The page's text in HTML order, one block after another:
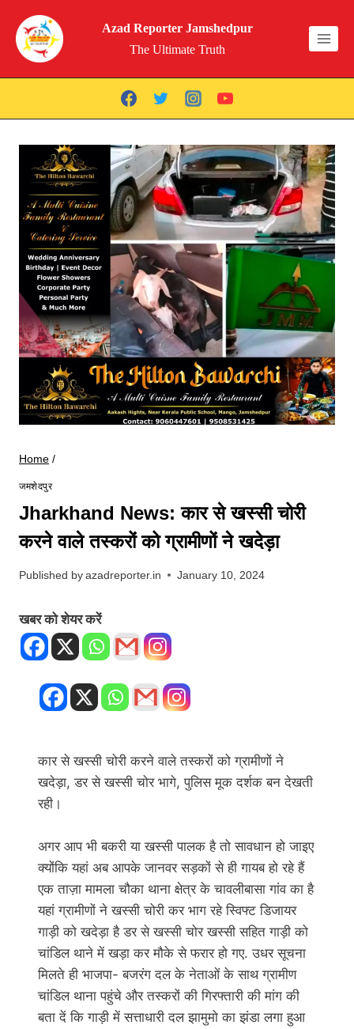
content
Azad Reporter Jamshedpur
The Ultimate Truth
Home /
जमशेदपुर
Jharkhand News: कार से खस्सी चोरी
करने वाले तस्करों को ग्रामीणों ने खदेड़ा
Published by azadreporter.in January 10, 2024
खबर को शेयर करें
कार से खस्सी चोरी करने वाले तस्करों को ग्रामीणों ने
खदेड़ा, डर से खस्सी चोर भागे, पुलिस मूक दर्शक बन देखती
रही।
अगर आप भी बकरी या खस्सी पालक है तो सावधान हो जाइए
क्योंकि यहां अब आपके जानवर सड़कों से ही गायब हो रहे हैं
एक ताज़ा मामला चौका थाना क्षेत्र के चावलीबासा गांव का है
यहां ग्रामीणों ने खस्सी चोरी कर भाग रहे स्विफ्ट डिजायर
गाड़ी को खदेड़ा है डर से खस्सी चोर खस्सी सहित गाड़ी को
चांडिल थाने में खड़ा कर मौके से फरार हो गए. उधर सूचना
मिलते ही भाजपा- बजरंग दल के नेताओं के साथ ग्रामीण
चांडिल थाना पहुंचे और तस्करों की गिरफ्तारी की मांग की
बता दें कि गाड़ी में सत्ताधारी दल झामुमो का झंडा लगा हुआ